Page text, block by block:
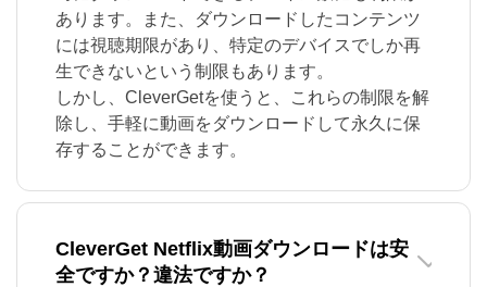
あります。また、ダウンロードしたコンテンツ
には視聴期限があり、特定のデバイスでしか再
生できないという制限もあります。
しかし、CleverGetを使うと、これらの制限を解
除し、手軽に動画をダウンロードして永久に保
存することができます。
CleverGet Netflix動画ダウンロードは安
全ですか？違法ですか？